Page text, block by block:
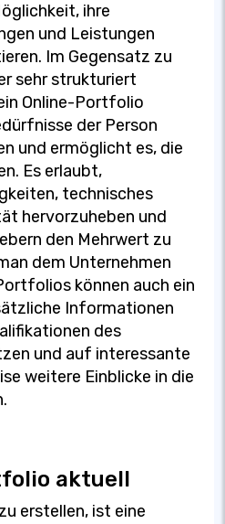
ihre
und Leistungen
Im Gegensatz zu
sehr strukturiert
Online-Portfolio
der Person
und ermöglicht es, die
Es erlaubt,
technisches
hervorzuheben und
den Mehrwert zu
dem Unternehmen
können auch ein
Informationen
des
und auf interessante
weitere Einblicke in die
aktuell
erstellen, ist eine